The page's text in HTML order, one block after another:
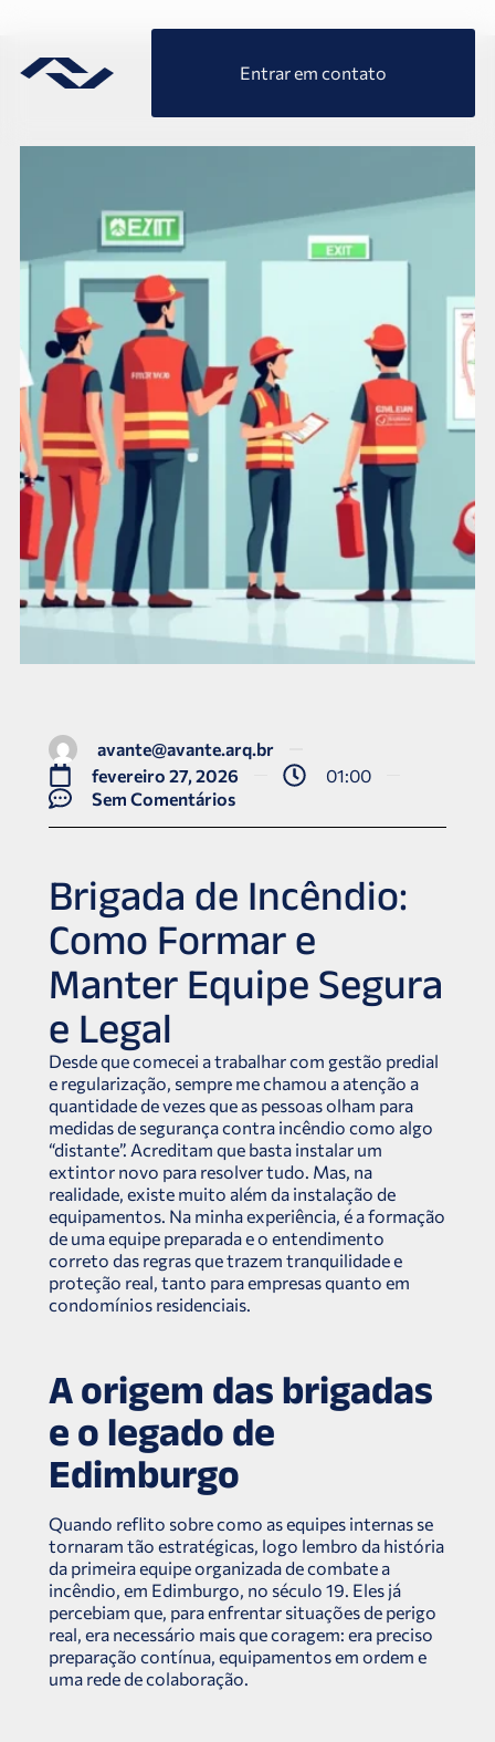
Entrar em contato
avante@avante.arq.br
fevereiro 27, 2026
01:00
Sem Comentários
Brigada de Incêndio:
Como Formar e
Manter Equipe Segura
e Legal
Desde que comecei a trabalhar com gestão predial
e regularização, sempre me chamou a atenção a
quantidade de vezes que as pessoas olham para
medidas de segurança contra incêndio como algo
“distante”. Acreditam que basta instalar um
extintor novo para resolver tudo. Mas, na
realidade, existe muito além da instalação de
equipamentos. Na minha experiência, é a formação
de uma equipe preparada e o entendimento
correto das regras que trazem tranquilidade e
proteção real, tanto para empresas quanto em
condomínios residenciais.
A origem das brigadas
e o legado de
Edimburgo
Quando reflito sobre como as equipes internas se
tornaram tão estratégicas, logo lembro da história
da primeira equipe organizada de combate a
incêndio, em Edimburgo, no século 19. Eles já
percebiam que, para enfrentar situações de perigo
real, era necessário mais que coragem: era preciso
preparação contínua, equipamentos em ordem e
uma rede de colaboração.